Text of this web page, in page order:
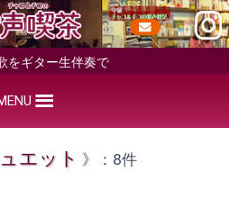
をギター生伴奏で
エット 》：8件